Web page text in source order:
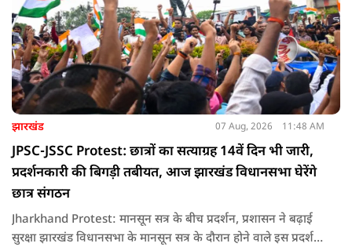
झारखंड 07 Aug, 2026 11:48 AM
JPSC-JSSC Protest: छात्रों का सत्याग्रह 14वें दिन भी जारी,
प्रदर्शनकारी की बिगड़ी तबीयत, आज झारखंड विधानसभा घेरेंगे
छात्र संगठन
Jharkhand Protest: मानसून सत्र के बीच प्रदर्शन, प्रशासन ने बढ़ाई
सुरक्षा झारखंड विधानसभा के मानसून सत्र के दौरान होने वाले इस प्रदर्शन